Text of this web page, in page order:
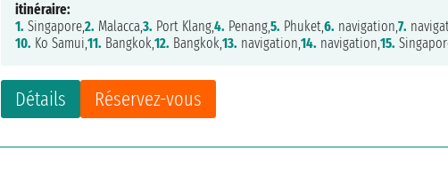
Détails Réservez-vous
itinéraire:
1. Singapore,2. Malacca,3. Port Klang,4. Penang,5. Phuket,6. navigation,7.
10. Ko Samui,11. Bangkok,12. Bangkok,13. navigation,14. navigation,15.